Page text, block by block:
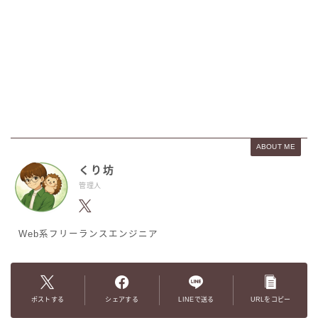
ABOUT ME
くり坊
管理人
Web系フリーランスエンジニア
ポストする シェアする LINEで送る URLをコピー